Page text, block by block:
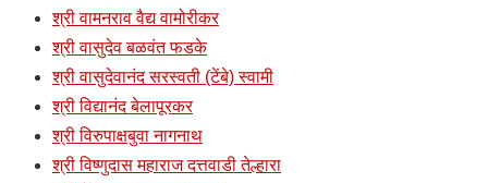
श्री वामनराव वैद्य वामोरीकर
श्री वासुदेव बळवंत फडके
श्री वासुदेवानंद सरस्वती (टेंबे) स्वामी
श्री विद्यानंद बेलापूरकर
श्री विरुपाक्षबुवा नागनाथ
श्री विष्णुदास महाराज दत्तवाडी तेल्हारा